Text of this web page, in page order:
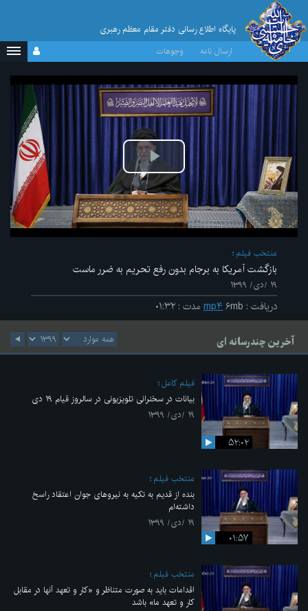
پایگاه اطلاع رسانی دفتر مقام معظم رهبری
ارسال نامه
وجوهات
پخش
ویدیو
منتخب فیلم
بازگشت آمریکا به برجام بدون رفع تحریم به ضرر ماست
۱۹ /دی/ ۱۳۹۹
دریافت : mp۴۶mb مدت : ۰۱:۳۲
آخرین چندرسانه ای
۵۲:۰۲
فیلم کامل
بیانات در سخنرانی تلویزیونی در سالروز قیام ۱۹ دی
۱۹ /دی/ ۱۳۹۹
۰۱:۵۷
منتخب فیلم
بنده از قدیم به تکیه به نیروهای جوان اعتقاد راسخ
داشته‌ام
۱۹ /دی/ ۱۳۹۹
منتخب فیلم
اقدامات باید به صورت متناظر و «کار و تعهد آنها در مقابل
کار و تعهد ما» باشد